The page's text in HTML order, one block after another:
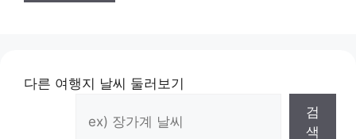
다른 여행지 날씨 둘러보기
검
색